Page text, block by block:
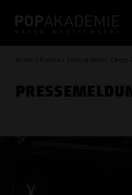
Home / Presse / Future Music